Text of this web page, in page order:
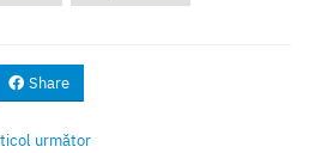
Share
următor